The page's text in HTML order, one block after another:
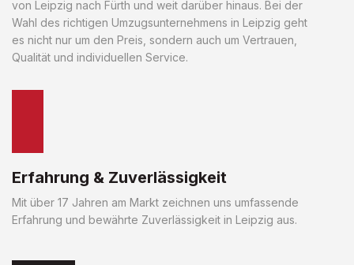
von Leipzig nach Fürth und weit darüber hinaus. Bei der
Wahl des richtigen Umzugsunternehmens in Leipzig geht
es nicht nur um den Preis, sondern auch um Vertrauen,
Qualität und individuellen Service.
Erfahrung & Zuverlässigkeit
Mit über 17 Jahren am Markt zeichnen uns umfassende
Erfahrung und bewährte Zuverlässigkeit in Leipzig aus.